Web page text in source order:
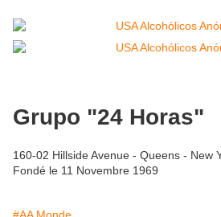
Grupo "24 Horas"
160-02 Hillside Avenue - Queens - New
Fondé le 11 Novembre 1969
#AA Monde